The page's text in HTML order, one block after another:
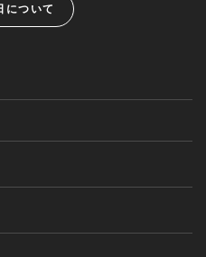
について